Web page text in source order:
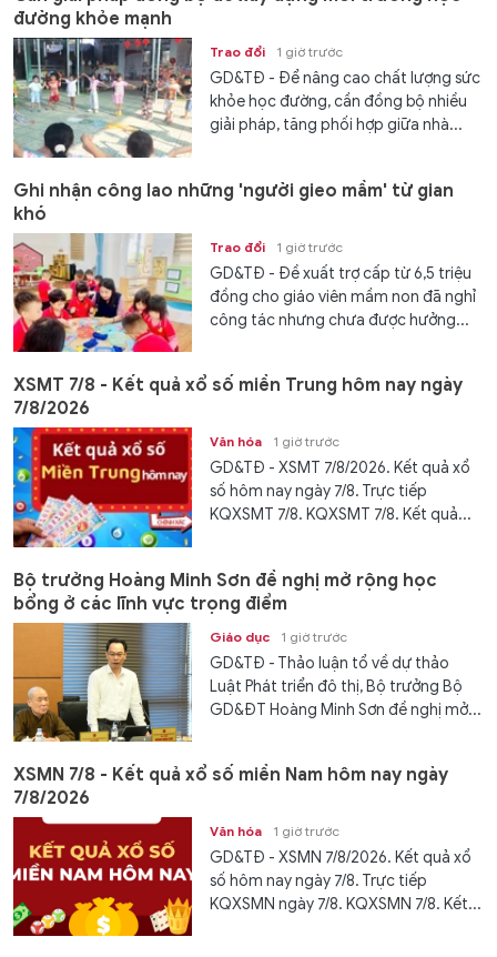
đường khỏe mạnh
Trao đổi 1 giờ trước
GD&TĐ - Để nâng cao chất lượng sức
khỏe học đường, cần đồng bộ nhiều
giải pháp, tăng phối hợp giữa nhà...
Ghi nhận công lao những 'người gieo mầm' từ gian
khó
Trao đổi 1 giờ trước
GD&TĐ - Đề xuất trợ cấp từ 6,5 triệu
đồng cho giáo viên mầm non đã nghỉ
công tác nhưng chưa được hưởng...
XSMT 7/8 - Kết quả xổ số miền Trung hôm nay ngày
7/8/2026
Văn hóa 1 giờ trước
GD&TĐ - XSMT 7/8/2026. Kết quả xổ
số hôm nay ngày 7/8. Trực tiếp
KQXSMT 7/8. KQXSMT 7/8. Kết quả...
Bộ trưởng Hoàng Minh Sơn đề nghị mở rộng học
bổng ở các lĩnh vực trọng điểm
Giáo dục 1 giờ trước
GD&TĐ - Thảo luận tổ về dự thảo
Luật Phát triển đô thị, Bộ trưởng Bộ
GD&ĐT Hoàng Minh Sơn đề nghị mở...
XSMN 7/8 - Kết quả xổ số miền Nam hôm nay ngày
7/8/2026
Văn hóa 1 giờ trước
GD&TĐ - XSMN 7/8/2026. Kết quả xổ
số hôm nay ngày 7/8. Trực tiếp
KQXSMN ngày 7/8. KQXSMN 7/8. Kết...